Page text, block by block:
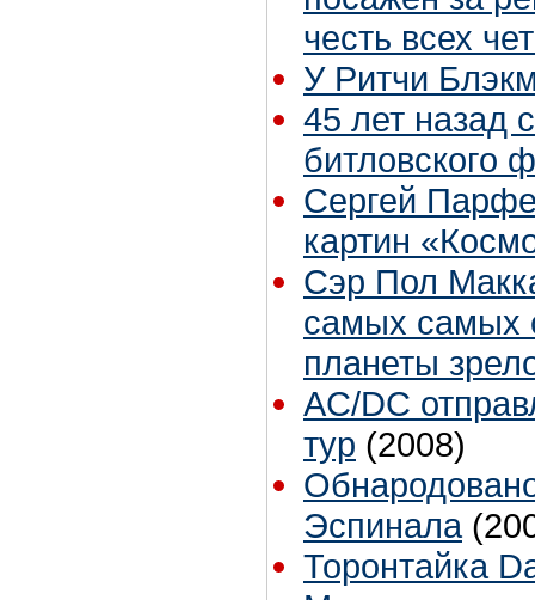
честь всех
У Ритчи
45 лет назад
битловского
Сергей
картин
Сэр Пол
самых самых
планеты
AC/DC
тур (2008)
Эспинала
Торонтайка